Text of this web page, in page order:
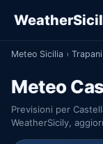
Meteo Sicilia › Trapani
Meteo
Previsioni per
WeatherSicily,